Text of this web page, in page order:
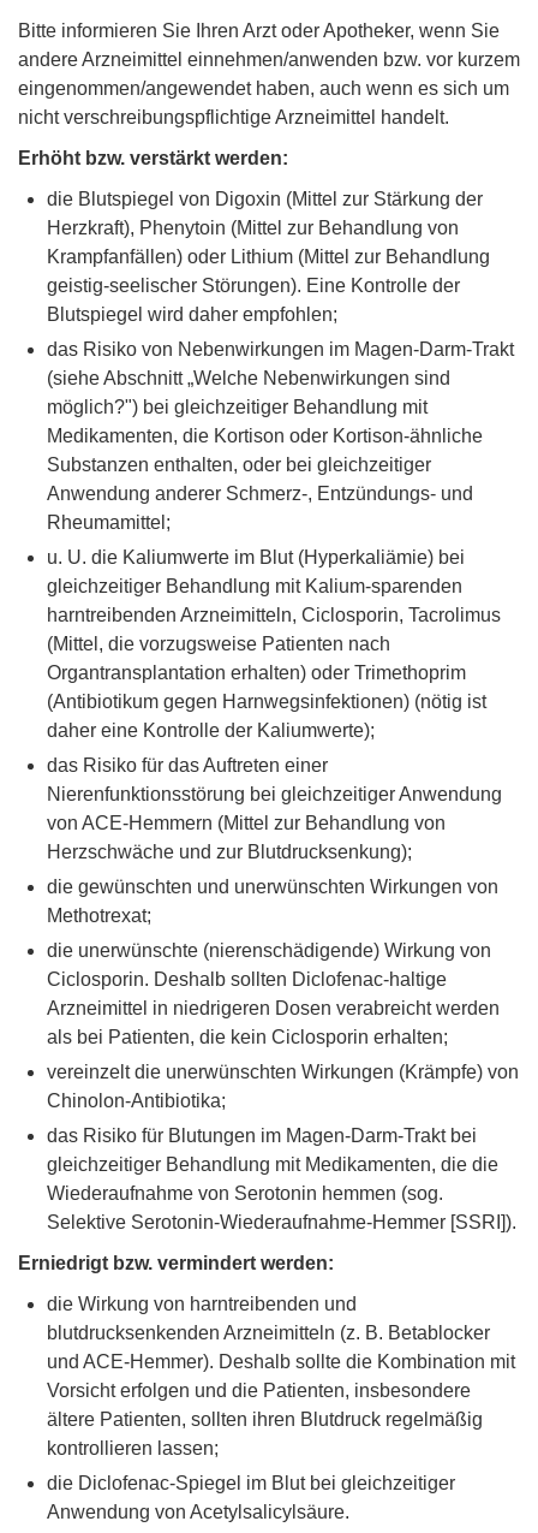
Bitte informieren Sie Ihren Arzt oder Apotheker, wenn Sie
andere Arzneimittel einnehmen/anwenden bzw. vor kurzem
eingenommen/angewendet haben, auch wenn es sich um
nicht verschreibungspflichtige Arzneimittel handelt.
Erhöht bzw. verstärkt werden:
die Blutspiegel von Digoxin (Mittel zur Stärkung der
Herzkraft), Phenytoin (Mittel zur Behandlung von
Krampfanfällen) oder Lithium (Mittel zur Behandlung
geistig-seelischer Störungen). Eine Kontrolle der
Blutspiegel wird daher empfohlen;
das Risiko von Nebenwirkungen im Magen-Darm-Trakt
(siehe Abschnitt „Welche Nebenwirkungen sind
möglich?") bei gleichzeitiger Behandlung mit
Medikamenten, die Kortison oder Kortison-ähnliche
Substanzen enthalten, oder bei gleichzeitiger
Anwendung anderer Schmerz-, Entzündungs- und
Rheumamittel;
u. U. die Kaliumwerte im Blut (Hyperkaliämie) bei
gleichzeitiger Behandlung mit Kalium-sparenden
harntreibenden Arzneimitteln, Ciclosporin, Tacrolimus
(Mittel, die vorzugsweise Patienten nach
Organtransplantation erhalten) oder Trimethoprim
(Antibiotikum gegen Harnwegsinfektionen) (nötig ist
daher eine Kontrolle der Kaliumwerte);
das Risiko für das Auftreten einer
Nierenfunktionsstörung bei gleichzeitiger Anwendung
von ACE-Hemmern (Mittel zur Behandlung von
Herzschwäche und zur Blutdrucksenkung);
die gewünschten und unerwünschten Wirkungen von
Methotrexat;
die unerwünschte (nierenschädigende) Wirkung von
Ciclosporin. Deshalb sollten Diclofenac-haltige
Arzneimittel in niedrigeren Dosen verabreicht werden
als bei Patienten, die kein Ciclosporin erhalten;
vereinzelt die unerwünschten Wirkungen (Krämpfe) von
Chinolon-Antibiotika;
das Risiko für Blutungen im Magen-Darm-Trakt bei
gleichzeitiger Behandlung mit Medikamenten, die die
Wiederaufnahme von Serotonin hemmen (sog.
Selektive Serotonin-Wiederaufnahme-Hemmer [SSRI]).
Erniedrigt bzw. vermindert werden:
die Wirkung von harntreibenden und
blutdrucksenkenden Arzneimitteln (z. B. Betablocker
und ACE-Hemmer). Deshalb sollte die Kombination mit
Vorsicht erfolgen und die Patienten, insbesondere
ältere Patienten, sollten ihren Blutdruck regelmäßig
kontrollieren lassen;
die Diclofenac-Spiegel im Blut bei gleichzeitiger
Anwendung von Acetylsalicylsäure.